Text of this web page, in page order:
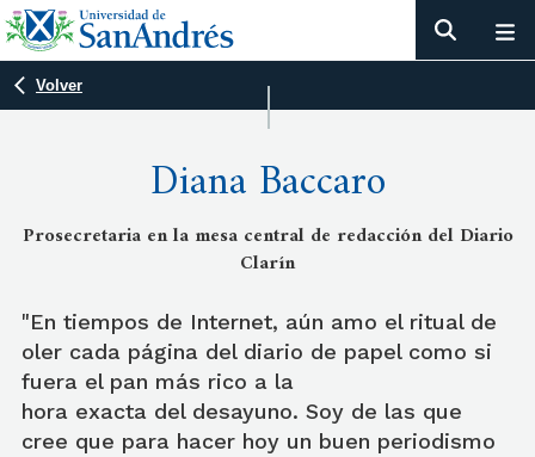
Volver
Diana Baccaro
Prosecretaria en la mesa central de redacción del Diario
Clarín
"En tiempos de Internet, aún amo el ritual de
oler cada página del diario de papel como si
fuera el pan más rico a la
hora exacta del desayuno. Soy de las que
cree que para hacer hoy un buen periodismo